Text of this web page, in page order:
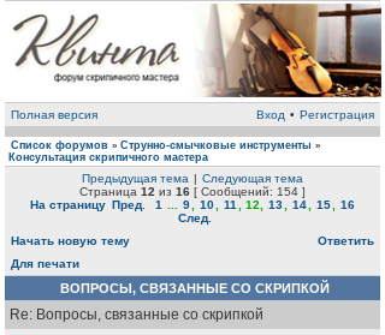
Полная версия Вход • Регистрация
Список форумов » Струнно-смычковые инструменты »
Консультация скрипичного мастера
Предыдущая тема | Следующая тема
Страница 12 из 16 [ Сообщений: 154 ]
На страницу Пред. 1 9 10 11 12 13 14 15
16
След.
Начать новую тему
Ответить
Для печати
ВОПРОСЫ, СВЯЗАННЫЕ СО СКРИПКОЙ
Re: Вопросы, связанные со скрипкой